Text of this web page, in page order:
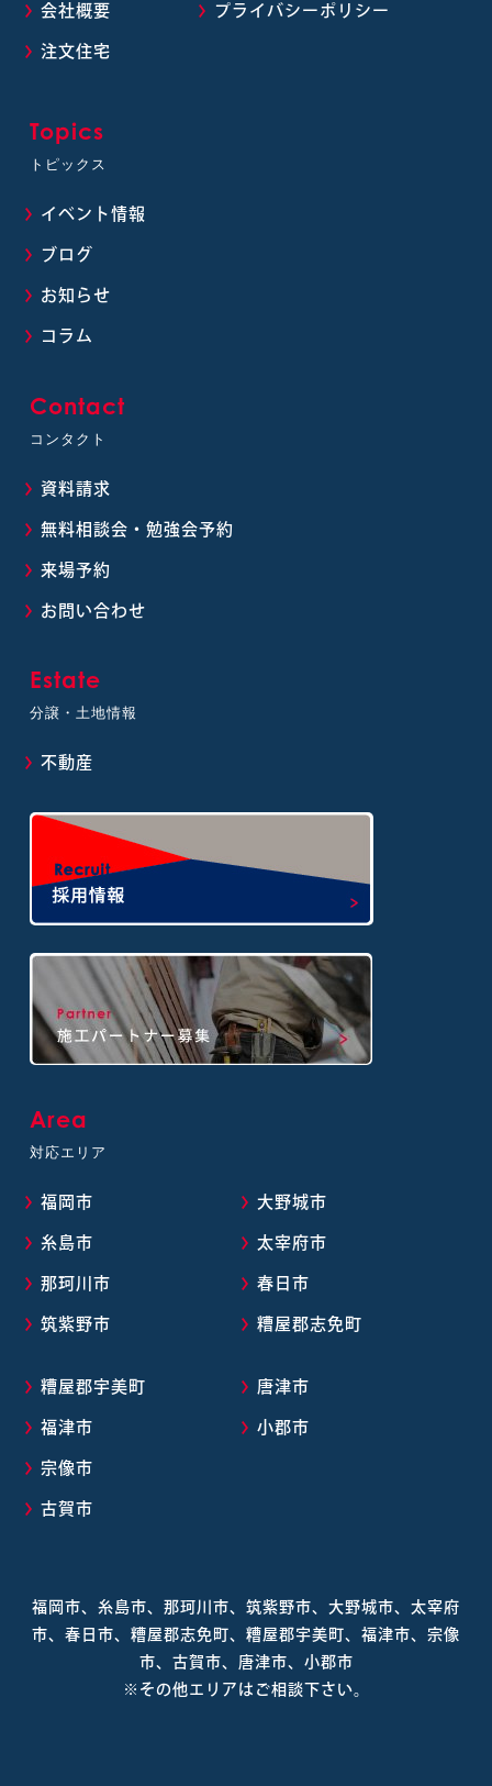
会社概要 プライバシーポリシー
注文住宅
Topics
トピックス
イベント情報
ブログ
お知らせ
コラム
Contact
コンタクト
資料請求
無料相談会・勉強会予約
来場予約
お問い合わせ
Estate
分譲・土地情報
不動産
Area
対応エリア
福岡市
糸島市
那珂川市
筑紫野市
大野城市
太宰府市
春日市
糟屋郡志免町
糟屋郡宇美町
福津市
宗像市
古賀市
唐津市
小郡市
福岡市、糸島市、那珂川市、筑紫野市、大野城市、太宰府
市、春日市、糟屋郡志免町、糟屋郡宇美町、福津市、宗像
市、古賀市、唐津市、小郡市
※その他エリアはご相談下さい。